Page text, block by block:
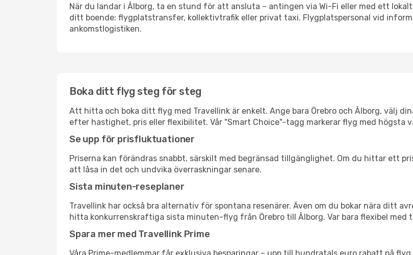
När du landar i Ålborg, ta en stund för att ansluta – antingen via Wi-Fi eller med ett
ditt boende: flygplatstransfer, kollektivtrafik eller privat taxi. Flygplatspersonal vid
ankomstlogistiken.
Boka ditt flyg steg för steg
Att hitta och boka ditt flyg med Travellink är enkelt. Ange bara Örebro och Ålborg, välj
efter hastighet, pris eller flexibilitet. Vår "Smart Choice"-tagg markerar flyg med högsta
Se upp för prisfluktuationer
Priserna kan förändras snabbt, särskilt med begränsad tillgänglighet. Om du hittar ett
att låsa in det och undvika överraskningar senare.
Sista minuten-reseplaner
Travellink har också bra alternativ för spontana resenärer. Även om du bokar nära ditt
hitta konkurrenskraftiga sista minuten-flyg från Örebro till Ålborg. Var bara flexibel
Spara mer med Travellink Prime